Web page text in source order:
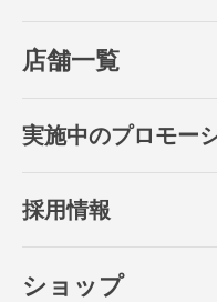
店舗一覧
実施中のプロモー
採用情報
ショップ